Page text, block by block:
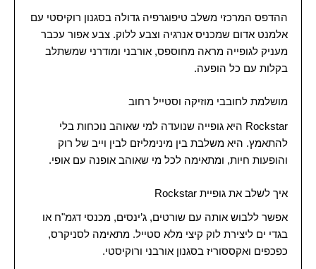
ההדפס המרכזי משלב טיפוגרפיה גדולה בסגנון רוקיסטי עם
אלמנט אדום שמכניס אנרגיה וצבע ללוק. צבע אפור עכבר
מעניק לגופייה מראה מחוספס, אורבני ומודרני שמשתלב
בקלות עם כל הופעה.
מושלמת לחובבי מוזיקה וסטייל רחוב
Rockstar היא גופייה שנועדה למי שאוהב נוכחות בלי
להתאמץ. היא משלבת בין מינימליזם לבין וייב של רוק
והופעות חיות, ומתאימה לכל מי שאוהב אופנה עם אופי.
איך לשלב את גופיית Rockstar
אפשר ללבוש אותה עם שורטים, ג’ינסים, מכנסי דגמ"ח או
בגדי ים ליצירת לוק קיצי מלא סטייל. מתאימה לסניקרס,
כפכפים ואקססוריז בסגנון אורבני ורוקיסטי.